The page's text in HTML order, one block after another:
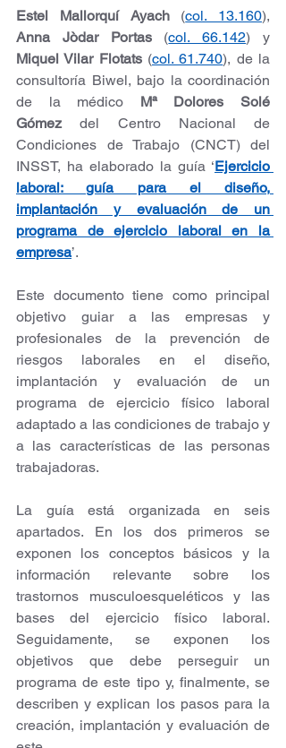
Estel Mallorquí Ayach (col. 13.160
Anna Jòdar Portas (col. 66.142
Miquel Vilar Flotats (col. 61.740), de la
consultoría Biwel, bajo la coordinación
de la médico Mª Dolores Solé
Gómez del Centro Nacional de
Condiciones de Trabajo (CNCT) del
INSST, ha elaborado la guía ‘Ejercicio
laboral: guía para el diseño,
implantación y evaluación de un
programa de ejercicio laboral en la
empresa’.
Este documento tiene como principal
objetivo guiar a las empresas y
profesionales de la prevención de
riesgos laborales en el diseño,
implantación y evaluación de un
programa de ejercicio físico laboral
adaptado a las condiciones de trabajo y
a las características de las personas
trabajadoras.
La guía está organizada en seis
apartados. En los dos primeros se
exponen los conceptos básicos y la
información relevante sobre los
trastornos musculoesqueléticos y las
bases del ejercicio físico laboral.
Seguidamente, se exponen los
objetivos que debe perseguir un
programa de este tipo y, finalmente, se
describen y explican los pasos para la
creación, implantación y evaluación de